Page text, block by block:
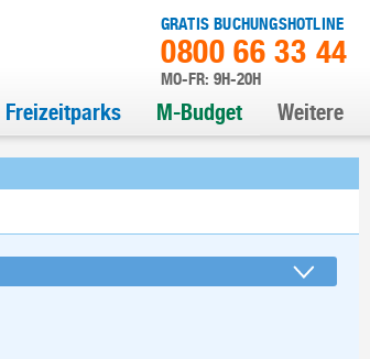
GRATIS BUCHUNGSHOTLINE
0800 66 33 44
MO-FR: 9H-20H
Freizeitparks M-Budget Weitere